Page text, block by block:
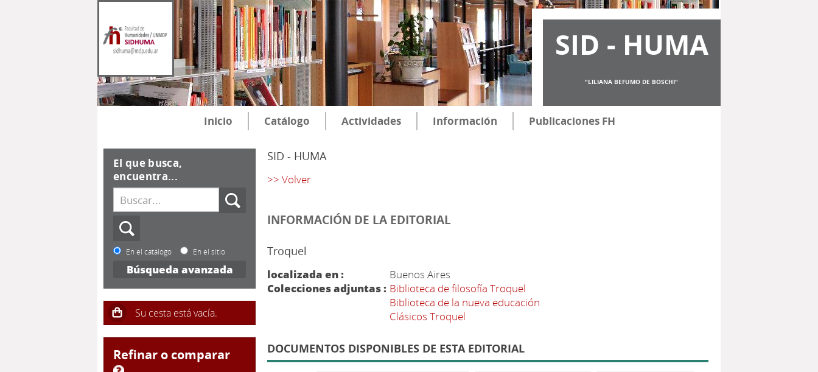
SID - HUMA
"LILIANA BEFUMO DE BOSCHI"
Inicio Catálogo Actividades Información Publicaciones FH
SID - HUMA
>> Volver
INFORMACIÓN DE LA EDITORIAL
Troquel
localizada en :
Buenos Aires
Colecciones adjuntas : Biblioteca de filosofía Troquel
Biblioteca de la nueva educación
Clásicos Troquel
DOCUMENTOS DISPONIBLES DE ESTA EDITORIAL
El que busca,
encuentra...
En el catálogo En el sitio
Búsqueda avanzada
refinar o comparar